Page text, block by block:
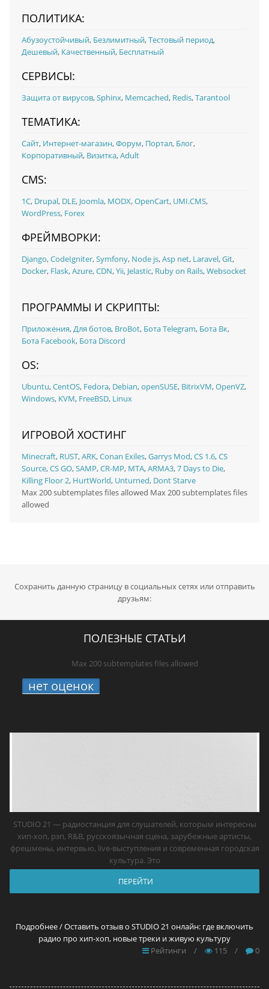
ПОЛИТИКА:
Абузоустойчивый, Безлимитный,Тестовый период,
Дешевый, Качественный, Бесплатный
СЕРВИСЫ:
Защита от вирусов,Sphinx, Memcached, Redis,Tarantool
ТЕМАТИКА:
Сайт, Интернет-магазин,Форум, Портал, Блог,
Корпоративный, Визитка,Adult
CMS:
1С, Drupal, DLE, Joomla, MODX,OpenCart, UMI.CMS,
WordPress, Forex
ФРЕЙМВОРКИ:
Django,CodeIgniter,Symfony, Node js,Asp net, Laravel,Git,
Docker, Flask,Azure,CDN,Yii, Jelastic, Ruby on Rails,Websocket
ПРОГРАММЫ И СКРИПТЫ:
Приложения,Для ботов, BroBot, Бота Telegram, Бота Вк,
Бота Facebook, Бота Discord
OS:
Ubuntu,CentOS, Fedora, Debian,openSUSE, BitrixVM,OpenVZ,
Windows, KVM, FreeBSD, Linux
ИГРОВОЙ ХОСТИНГ
Minecraft, RUST,ARK,Conan Exiles,Garrys Mod,CS 1.6,CS
Source,CS GO,SAMP,CR-MP, MTA,ARMA3,7 Days to Die,
Killing Floor 2, HurtWorld, Unturned, Dont Starve
Max 200 subtemplates files allowed Max 200 subtemplates files
allowed
Сохранить данную страницу в социальных сетях или отправить
друзьям:
ПОЛЕЗНЫЕ СТАТЬИ
Max 200 subtemplates files allowed
нет оценок
STUDIO 21 — радиостанция для слушателей, которым интересны
хип-хоп, рэп, R&B, русскоязычная сцена, зарубежные артисты,
фрешмены, интервью, live-выступления и современная городская
культура. Это
ПЕРЕЙТИ
Подробнее / Оставить отзыв о STUDIO 21 онлайн: где включить
радио про хип-хоп, новые треки и живую культуру
Рейтинги
/ 115 / 0